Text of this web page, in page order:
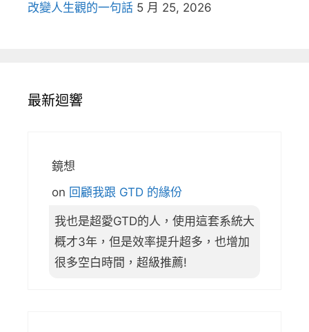
改變人生觀的一句話 5 月 25, 2026
最新迴響
鏡想
on 回顧我跟 GTD 的緣份
我也是超愛GTD的人，使用這套系統大
概才3年，但是效率提升超多，也增加
很多空白時間，超級推薦!